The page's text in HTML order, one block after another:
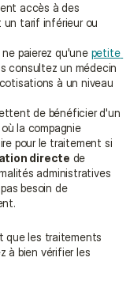
accès à des
un tarif inférieur ou
paierez qu'une petite
consultez un médecin
à un niveau
de bénéficier d'un
la compagnie
pour le traitement si
directe de
administratives
besoin de
que les traitements
à bien vérifier les